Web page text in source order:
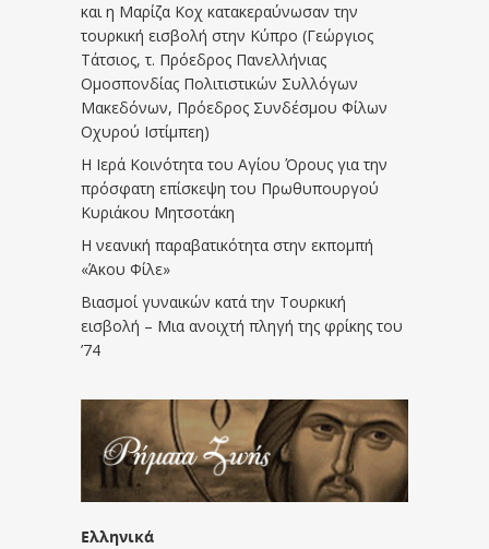
και η Μαρίζα Κοχ κατακεραύνωσαν την
τουρκική εισβολή στην Κύπρο (Γεώργιος
Τάτσιος, τ. Πρόεδρος Πανελλήνιας
Ομοσπονδίας Πολιτιστικών Συλλόγων
Μακεδόνων, Πρόεδρος Συνδέσμου Φίλων
Οχυρού Ιστίμπεη)
Η Ιερά Κοινότητα του Αγίου Όρους για την
πρόσφατη επίσκεψη του Πρωθυπουργού
Κυριάκου Μητσοτάκη
Η νεανική παραβατικότητα στην εκπομπή
«Άκου Φίλε»
Βιασμοί γυναικών κατά την Τουρκική
εισβολή – Μια ανοιχτή πληγή της φρίκης του
’74
Ελληνικά